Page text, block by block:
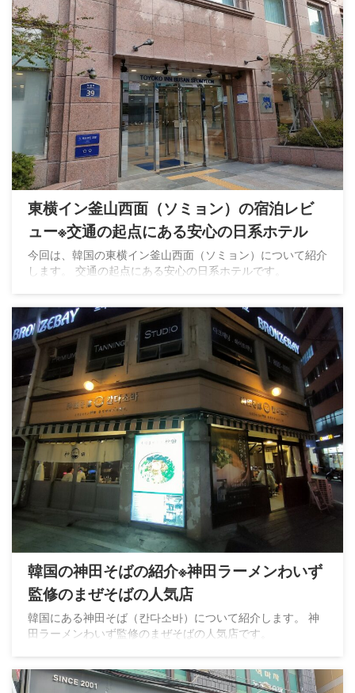
東横イン釜山西面（ソミョン）の宿泊レビ
ュー※交通の起点にある安心の日系ホテル
今回は、韓国の東横イン釜山西面（ソミョン）について紹介
します。 交通の起点にある安心の日系ホテルです。
韓国の神田そばの紹介※神田ラーメンわいず
監修のまぜそばの人気店
韓国にある神田そば（칸다소바）について紹介します。 神
田ラーメンわいず監修のまぜそばの人気店です。